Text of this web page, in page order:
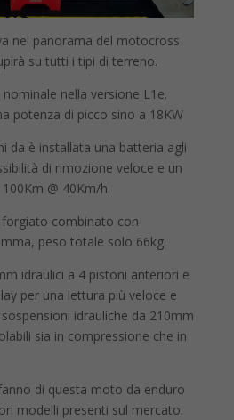
nel panorama del motocross
su tutti i tipi di terreno.
nella versione L1e.
potenza di picco sino a 18KW
da è installata una batteria agli
di rimozione veloce e un
@ 40Km/h.
combinato con
peso totale solo 66kg.
idraulici a 4 pistoni anteriori e
per una lettura più veloce e
idrauliche da 210mm
sia in compressione che in
di questa moto da enduro
modelli presenti sul mercato.